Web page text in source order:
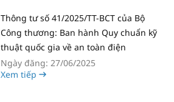
Thông tư số 41/2025/TT-BCT của Bộ
Công thương: Ban hành Quy chuẩn kỹ
thuật quốc gia về an toàn điện
Ngày đăng: 27/06/2025
Xem tiếp